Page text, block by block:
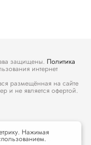
защищены. Политика
интернет
размещённая на сайте
и не является офертой.
Нажимая